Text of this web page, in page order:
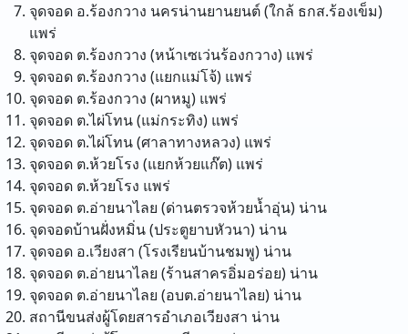
จุดจอด อ.ร้องกวาง นครน่านยานยนต์ (ใกล้ ธกส.ร้องเข็ม)
แพร่
จุดจอด ต.ร้องกวาง (หน้าเซเว่นร้องกวาง) แพร่
จุดจอด ต.ร้องกวาง (แยกแม่โจ้) แพร่
จุดจอด ต.ร้องกวาง (ผาหมู) แพร่
จุดจอด ต.ไผ่โทน (แม่กระทิง) แพร่
จุดจอด ต.ไผ่โทน (ศาลาทางหลวง) แพร่
จุดจอด ต.ห้วยโรง (แยกห้วยแก๊ต) แพร่
จุดจอด ต.ห้วยโรง แพร่
จุดจอด ต.อ่ายนาไลย (ด่านตรวจห้วยน้ำอุ่น) น่าน
จุดจอดบ้านฝั่งหมิ่น (ประตูยาบหัวนา) น่าน
จุดจอด อ.เวียงสา (โรงเรียนบ้านชมพู) น่าน
จุดจอด ต.อ่ายนาไลย (ร้านสาครอิ่มอร่อย) น่าน
จุดจอด ต.อ่ายนาไลย (อบต.อ่ายนาไลย) น่าน
สถานีขนส่งผู้โดยสารอำเภอเวียงสา น่าน